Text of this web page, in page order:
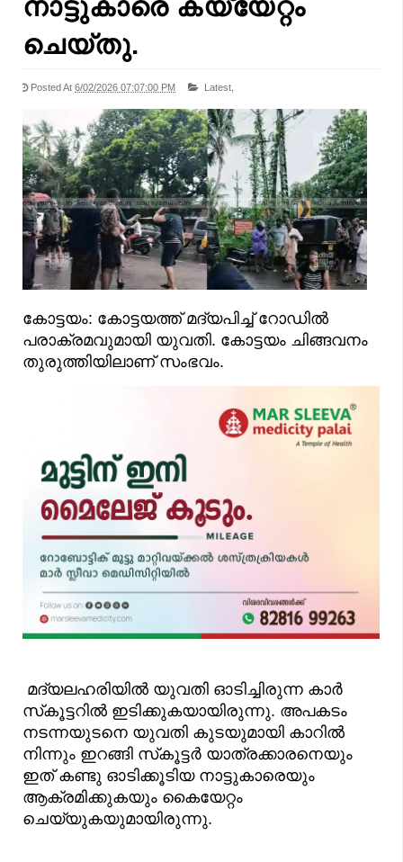
നാട്ടുകാരെ കയ്യേറ്റം
ചെയ്തു.
Posted At 6/02/2026 07:07:00 PM Latest,
കോട്ടയം: കോട്ടയത്ത് മദ്യപിച്ച് റോഡിൽ
പരാക്രമവുമായി യുവതി. കോട്ടയം ചിങ്ങവനം
തുരുത്തിയിലാണ് സംഭവം.
മദ്യലഹരിയിൽ യുവതി ഓടിച്ചിരുന്ന കാർ
സ്‌കൂട്ടറിൽ ഇടിക്കുകയായിരുന്നു. അപകടം
നടന്നയുടനെ യുവതി കുടയുമായി കാറിൽ
നിന്നും ഇറങ്ങി സ്‌കൂട്ടർ യാത്രക്കാരനെയും
ഇത് കണ്ടു ഓടിക്കൂടിയ നാട്ടുകാരെയും
ആക്രമിക്കുകയും കൈയേറ്റം
ചെയ്യുകയുമായിരുന്നു.